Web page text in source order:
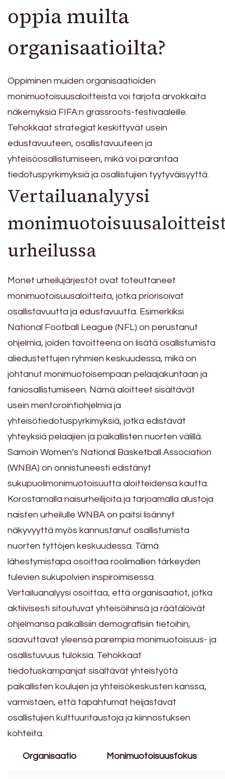
oppia muilta
organisaatioilta?
Oppiminen muiden organisaatioiden
monimuotoisuusaloitteista voi tarjota arvokkaita
näkemyksiä FIFA:n grassroots-festivaaleille.
Tehokkaat strategiat keskittyvät usein
edustavuuteen, osallistavuuteen ja
yhteisöosallistumiseen, mikä voi parantaa
tiedotuspyrkimyksiä ja osallistujien tyytyväisyyttä.
Vertailuanalyysi
urheilussa
Monet urheilujärjestöt ovat toteuttaneet
monimuotoisuusaloitteita, jotka priorisoivat
osallistavuutta ja edustavuutta. Esimerkiksi
National Football League (NFL) on perustanut
ohjelmia, joiden tavoitteena on lisätä osallistumista
aliedustettujen ryhmien keskuudessa, mikä on
johtanut monimuotoisempaan pelaajakuntaan ja
faniosallistumiseen. Nämä aloitteet sisältävät
usein mentorointiohjelmia ja
yhteisötiedotuspyrkimyksiä, jotka edistävät
yhteyksiä pelaajien ja paikallisten nuorten välillä.
Samoin Women’s National Basketball Association
(WNBA) on onnistuneesti edistänyt
sukupuolimonimuotoisuutta aloitteidensa kautta.
Korostamalla naisurheilijoita ja tarjoamalla alustoja
naisten urheilulle WNBA on paitsi lisännyt
näkyvyyttä myös kannustanut osallistumista
nuorten tyttöjen keskuudessa. Tämä
lähestymistapa osoittaa roolimallien tärkeyden
tulevien sukupolvien inspiroimisessa.
Vertailuanalyysi osoittaa, että organisaatiot, jotka
aktiivisesti sitoutuvat yhteisöihinsä ja räätälöivät
ohjelmansa paikallisiin demografisiin tietoihin,
saavuttavat yleensä parempia monimuotoisuus- ja
osallistuvuus tuloksia. Tehokkaat
tiedotuskampanjat sisältävät yhteistyötä
paikallisten koulujen ja yhteisökeskusten kanssa,
varmistaen, että tapahtumat heijastavat
osallistujien kulttuuritaustoja ja kiinnostuksen
kohteita.
Organisaatio Monimuotoisuusfokus